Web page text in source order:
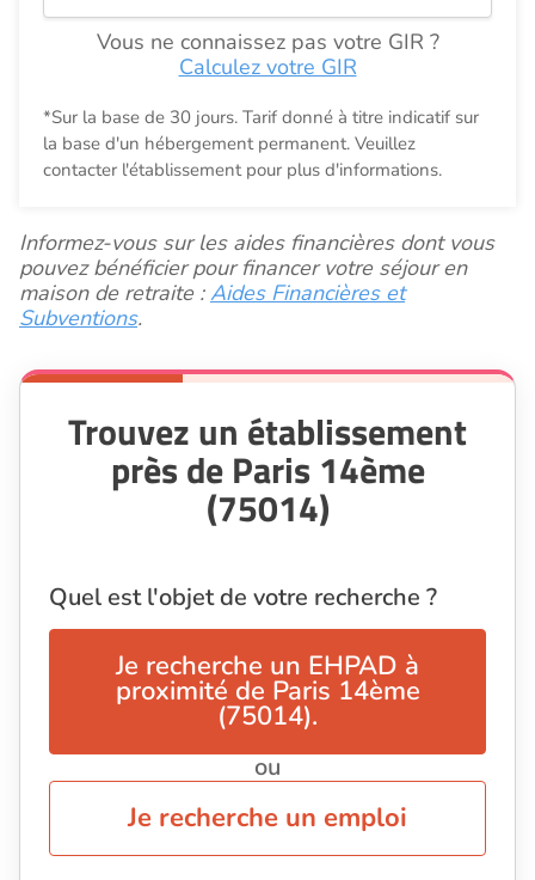
Vous ne connaissez pas votre GIR ?
Calculez votre GIR
*Sur la base de 30 jours. Tarif donné à titre indicatif sur
la base d'un hébergement permanent. Veuillez
contacter l'établissement pour plus d'informations.
Informez-vous sur les aides financières dont vous
pouvez bénéficier pour financer votre séjour en
maison de retraite :Aides Financières et
Subventions.
Trouvez un établissement
près de Paris 14ème
(75014)
Quel est l'objet de votre recherche ?
Je recherche un EHPAD à
proximité de Paris 14ème
(75014).
ou
Je recherche un emploi